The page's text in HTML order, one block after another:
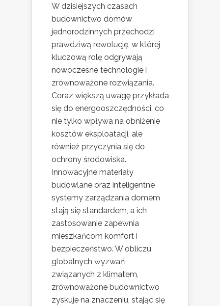
W dzisiejszych czasach
budownictwo domów
jednorodzinnych przechodzi
prawdziwą rewolucję, w której
kluczową rolę odgrywają
nowoczesne technologie i
zrównoważone rozwiązania.
Coraz większą uwagę przykłada
się do energooszczędności, co
nie tylko wpływa na obniżenie
kosztów eksploatacji, ale
również przyczynia się do
ochrony środowiska.
Innowacyjne materiały
budowlane oraz inteligentne
systemy zarządzania domem
stają się standardem, a ich
zastosowanie zapewnia
mieszkańcom komfort i
bezpieczeństwo. W obliczu
globalnych wyzwań
związanych z klimatem,
zrównoważone budownictwo
zyskuje na znaczeniu, stając się